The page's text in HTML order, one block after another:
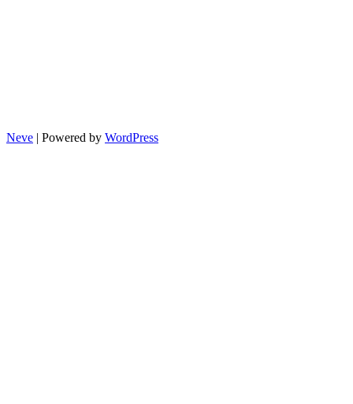
Neve | Powered by WordPress